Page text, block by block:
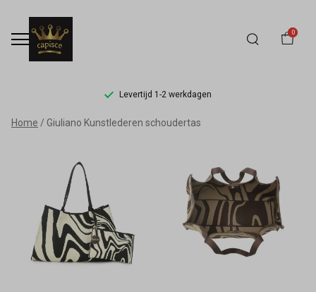
0
Levertijd 1-2 werkdagen
Giuliano
Kunstlederen
schoudertas
Capisce
Mode
Home Giuliano Kunstlederen schoudertas